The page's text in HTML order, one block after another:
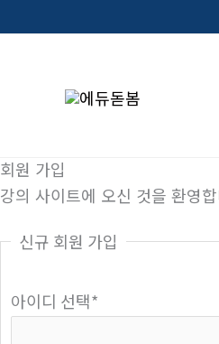
너
뛰
회원 가입
강의 사이트에 오신 것을 환영
신규 회원 가입
아이디 선택*